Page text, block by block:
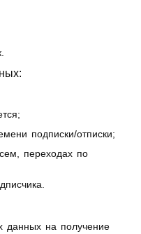
подписки/отписки;
переходах по
данных на получение